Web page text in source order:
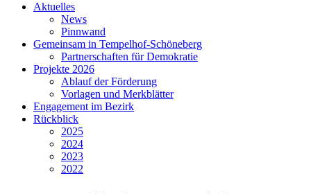
Aktuelles
News
Pinnwand
Gemeinsam in Tempelhof-Schöneberg
Partnerschaften für Demokratie
Projekte 2026
Ablauf der Förderung
Vorlagen und Merkblätter
Engagement im Bezirk
Rückblick
2025
2024
2023
2022